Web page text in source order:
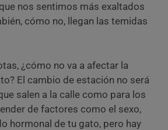
nos sentimos más exaltados
cómo no, llegan las temidas
¿cómo no va a afectar la
El cambio de estación no será
salen a la calle como para los
de factores como el sexo,
hormonal de tu gato, pero hay